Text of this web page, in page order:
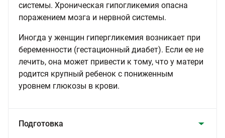
системы. Хроническая гипогликемия опасна
поражением мозга и нервной системы.
Иногда у женщин гипергликемия возникает при
беременности (гестационный диабет). Если ее не
лечить, она может привести к тому, что у матери
родится крупный ребенок с пониженным
уровнем глюкозы в крови.
Подготовка